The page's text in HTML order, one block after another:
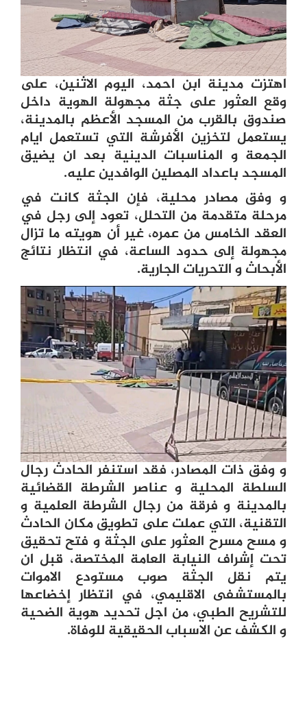
اهتزت مدينة ابن احمد، اليوم الاثنين، على
وقع العثور على جثة مجهولة الهوية داخل
صندوق بالقرب من المسجد الأعظم بالمدينة،
يستعمل لتخزين الأفرشة التي تستعمل ايام
الجمعة و المناسبات الدينية بعد ان يضيق
المسجد باعداد المصلين الوافدين عليه.
و وفق مصادر محلية، فإن الجثة كانت في
مرحلة متقدمة من التحلل، تعود إلى رجل في
العقد الخامس من عمره، غير أن هويته ما تزال
مجهولة إلى حدود الساعة، في انتظار نتائج
الأبحاث و التحريات الجارية.
و وفق ذات المصادر، فقد استنفر الحادث رجال
السلطة المحلية و عناصر الشرطة القضائية
بالمدينة و فرقة من رجال الشرطة العلمية و
التقنية، التي عملت على تطويق مكان الحادث
و مسح مسرح العثور على الجثة و فتح تحقيق
تحت إشراف النيابة العامة المختصة، قبل ان
يتم نقل الجثة صوب مستودع الاموات
بالمستشفى الاقليمي، في انتظار إخضاعها
للتشريح الطبي، من اجل تحديد هوية الضحية
و الكشف عن الاسباب الحقيقية للوفاة.